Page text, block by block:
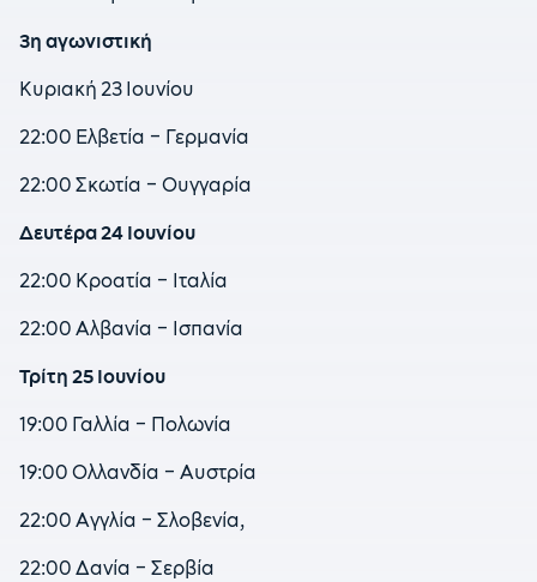
3η αγωνιστική
Κυριακή 23 Ιουνίου
22:00 Ελβετία – Γερμανία
22:00 Σκωτία – Ουγγαρία
Δευτέρα 24 Ιουνίου
22:00 Κροατία – Ιταλία
22:00 Αλβανία – Ισπανία
Τρίτη 25 Ιουνίου
19:00 Γαλλία – Πολωνία
19:00 Ολλανδία – Αυστρία
22:00 Αγγλία – Σλοβενία,
22:00 Δανία – Σερβία